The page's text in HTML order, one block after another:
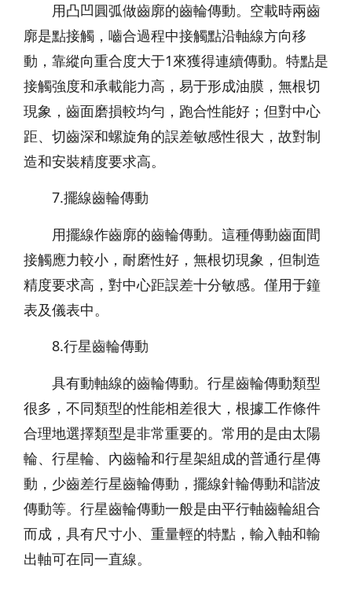
用凸凹圓弧做齒廓的齒輪傳動。空載時兩齒
廓是點接觸，嚙合過程中接觸點沿軸線方向移
動，靠縱向重合度大于1來獲得連續傳動。特點是
接觸強度和承載能力高，易于形成油膜，無根切
現象，齒面磨損較均勻，跑合性能好；但對中心
距、切齒深和螺旋角的誤差敏感性很大，故對制
造和安裝精度要求高。
7.擺線齒輪傳動
用擺線作齒廓的齒輪傳動。這種傳動齒面間
接觸應力較小，耐磨性好，無根切現象，但制造
精度要求高，對中心距誤差十分敏感。僅用于鐘
表及儀表中。
8.行星齒輪傳動
具有動軸線的齒輪傳動。行星齒輪傳動類型
很多，不同類型的性能相差很大，根據工作條件
合理地選擇類型是非常重要的。常用的是由太陽
輪、行星輪、內齒輪和行星架組成的普通行星傳
動，少齒差行星齒輪傳動，擺線針輪傳動和諧波
傳動等。行星齒輪傳動一般是由平行軸齒輪組合
而成，具有尺寸小、重量輕的特點，輸入軸和輸
出軸可在同一直線。